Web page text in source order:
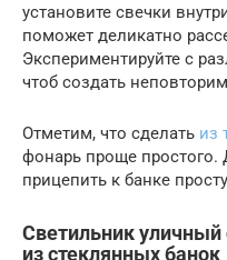
установите свечки
поможет деликатно
Экспериментируйте с
чтоб создать
Отметим, что сделать из
фонарь проще простого.
прицепить к банке
Светильник
из стеклянных банок